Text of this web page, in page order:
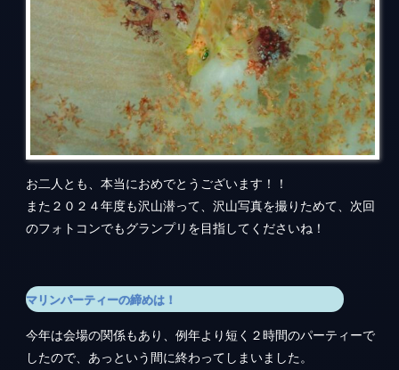
お二人とも、本当におめでとうございます！！
また２０２４年度も沢山潜って、沢山写真を撮りためて、次回
のフォトコンでもグランプリを目指してくださいね！
マリンパーティーの締めは！
今年は会場の関係もあり、例年より短く２時間のパーティーで
したので、あっという間に終わってしまいました。